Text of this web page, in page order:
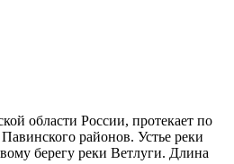
области России, протекает по
районов. Устье реки
берегу реки Ветлуги. Длина